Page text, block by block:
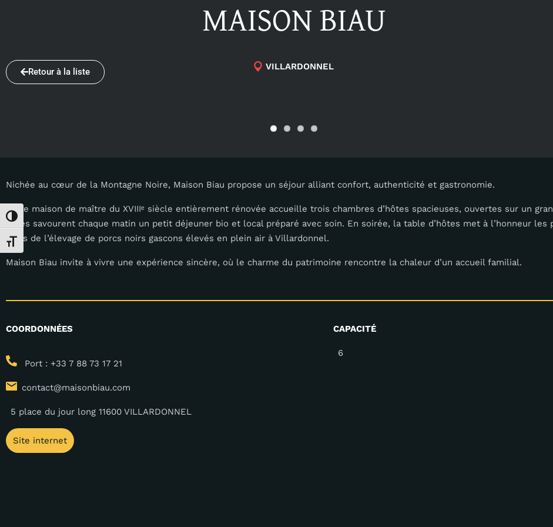
Passer en contraste élevé
Changer la taille de la police
MAISON BIAU
VILLARDONNEL
Retour à la liste
Nichée au cœur de la Montagne Noire, Maison Biau propose un séjour alliant confort, authenticité et gastronomie.
Cette maison de maître du XVIIIᵉ siècle entièrement rénovée accueille trois chambres d’hôtes spacieuses, ouvertes sur un
hôtes savourent chaque matin un petit déjeuner bio et local préparé avec soin. En soirée, la table d’hôtes met à l’honneur les
issus de l’élevage de porcs noirs gascons élevés en plein air à Villardonnel.
Maison Biau invite à vivre une expérience sincère, où le charme du patrimoine rencontre la chaleur d’un accueil familial.
COORDONNÉES
Port : +33 7 88 73 17 21
contact@maisonbiau.com
5 place du jour long 11600 VILLARDONNEL
Site internet
CAPACITÉ
6